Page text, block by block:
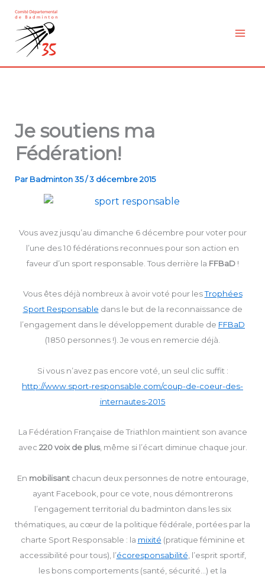
contenu
Je soutiens ma
Fédération!
Par Badminton 35/3 décembre 2015
Vous avez jusqu’au dimanche 6 décembre pour voter pour
l’une des 10 fédérations reconnues pour son action en
faveur d’un sport responsable. Tous derrière la FFBaD!
Vous êtes déjà nombreux à avoir voté pour lesTrophées
Sport Responsable dans le but de la reconnaissance de
l’engagement dans le développement durable de FFBaD
(1850 personnes !). Je vous en remercie déjà.
Si vous n’avez pas encore voté, un seul clic suffit :
http://www.sport-responsable.com/coup-de-coeur-des-
internautes-2015
La Fédération Française de Triathlon maintient son avance
avec 220 voix de plus, même si l’écart diminue chaque jour.
En mobilisantchacun deux personnes de notre entourage,
ayant Facebook, pour ce vote, nous démontrerons
l’engagement territorial du badminton dans les six
thématiques, au cœur de la politique fédérale, portées par la
charte Sport Responsable : la mixité (pratique féminine et
accessibilité pour tous), l’écoresponsabilité , l’esprit sportif,
les bons comportements (santé, sécurité…) et la